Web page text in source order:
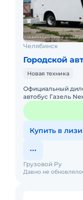
Челябинск
Городской
Новая техника
Официальный
автобус Газель Next Технические
Число сидящих
Полная масса, кг
Купить в
Давно не
Грузовой Ру